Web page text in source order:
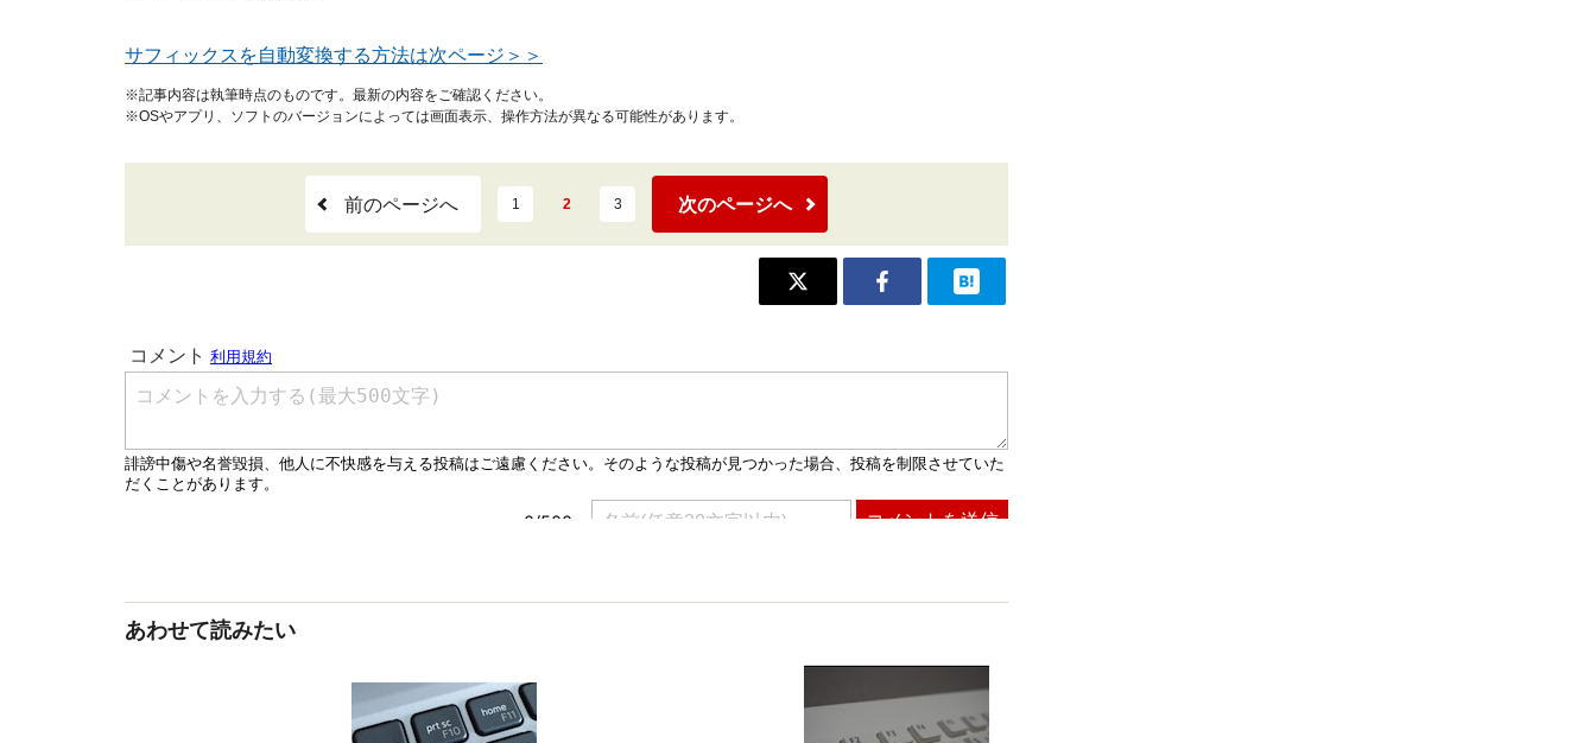
サフィックスを自動変換する方法は次ページ＞＞
※記事内容は執筆時点のものです。最新の内容をご確認ください。
※OSやアプリ、ソフトのバージョンによっては画面表示、操作方法が異なる可能性があります。
前のページへ 1 2 3 次のページへ
あわせて読みたい